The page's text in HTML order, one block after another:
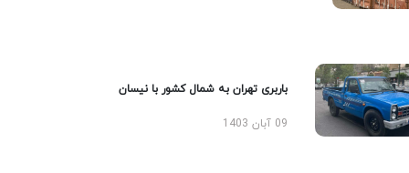
باربری تهران به شمال کشور با نیسان
09 آبان 1403